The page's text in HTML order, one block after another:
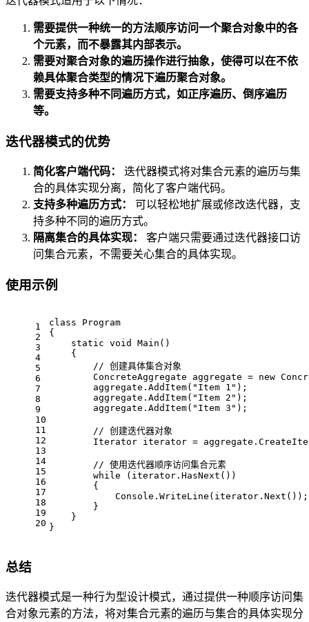
需要提供一种统一的方法顺序访问一个聚合对象中的各
个元素，而不暴露其内部表示。
需要对聚合对象的遍历操作进行抽象，使得可以在不依
赖具体聚合类型的情况下遍历聚合对象。
需要支持多种不同遍历方式，如正序遍历、倒序遍历
等。
迭代器模式的优势
简化客户端代码：
迭代器模式将对集合元素的遍历与集
合的具体实现分离，简化了客户端代码。
支持多种遍历方式：
可以轻松地扩展或修改迭代器，支
持多种不同的遍历方式。
隔离集合的具体实现：
客户端只需要通过迭代器接口访
问集合元素，不需要关心集合的具体实现。
使用示例
1
2
3
4
5
6
7
8
9
10
11
12
13
14
15
16
17
18
19
20
class
Program
{
static void Main ()
    {
// 创建具体集合对象
        ConcreteAggregate aggregate =
new
        aggregate.AddItem(
"Item 1" );
        aggregate.AddItem(
"Item 2" );
        aggregate.AddItem(
"Item 3" );
// 创建迭代器对象
Iterator iterator =
// 使用迭代器顺序访问集合元素
while (iterator.HasNext())
        {
            Console.WriteLine(iterator.Next());
        }
    }
}
总结
迭代器模式是一种行为型设计模式，通过提供一种顺序访问集
合对象元素的方法，将对集合元素的遍历与集合的具体实现分